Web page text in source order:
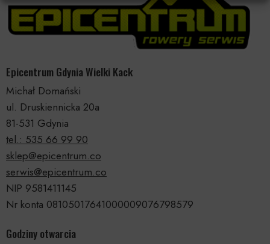
Epicentrum Gdynia Wielki Kack
Michał Domański
ul. Druskiennicka 20a
81-531 Gdynia
tel.: 535 66 99 90
sklep@epicentrum.co
serwis@epicentrum.co
NIP 9581411145
Nr konta 08105017641000009076798579
Godziny otwarcia